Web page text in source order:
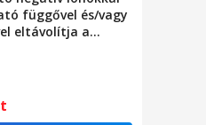
függővel és/vagy
eltávolítja a
a pollent és a
nélkül
és USB C